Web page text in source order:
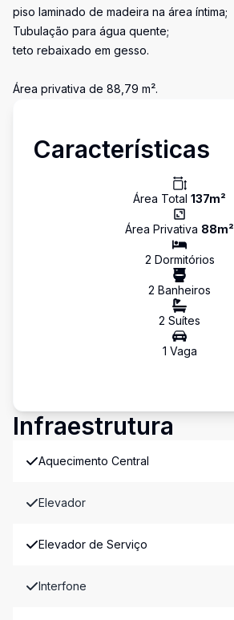
piso laminado de madeira na área íntima;
Tubulação para água quente;
teto rebaixado em gesso.
Área privativa de 88,79 m².
Características
Área Total 137m²
Área Privativa 88m²
2 Dormitórios
2 Banheiros
2 Suítes
1 Vaga
Infraestrutura
Aquecimento Central
Elevador
Elevador de Serviço
Interfone